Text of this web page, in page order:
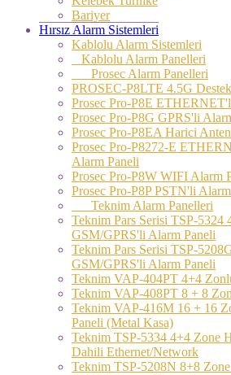
Bariyer
Hırsız Alarm Sistemleri
Kablolu Alarm Sistemleri
Kablolu Alarm Panelleri
Prosec Alarm Panelleri
PROSEC-P8LTE 4.5G
Prosec Pro-P8E
Prosec Pro-P8G GPRS'li
Prosec Pro-P8EA Harici
Prosec Pro-P8272-E
Alarm Paneli
Prosec Pro-P8W WIFI Alarm
Prosec Pro-P8P PSTN'li
Teknim Alarm Panelleri
Teknim Pars Serisi TSP-5324
GSM/GPRS'li Alarm Paneli
Teknim Pars Serisi TSP-
GSM/GPRS'li Alarm Paneli
Teknim VAP-404PT 4+4
Teknim VAP-408PT 8 + 8
Teknim VAP-416M 16 + 16
Paneli (Metal Kasa)
Teknim TSP-5334 4+4 Zone
Dahili Ethernet/Network
Teknim TSP-5208N 8+8 Zone